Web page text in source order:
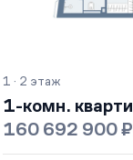
1 · 2 этаж
1-комн.
160 692 900 ₽